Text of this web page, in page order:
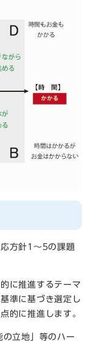
方針1～5の課題
に推進するテーマ
準に基づき選定し
的に推進します。
立地」等のハー